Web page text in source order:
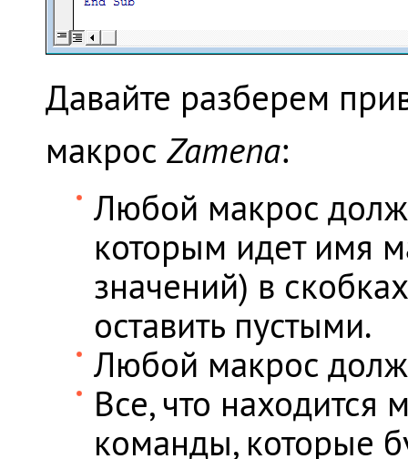
Давайте разберем
макрос Zamena:
Любой макрос
которым идет имя
значений) в
оставить пустыми.
Любой макрос
Все, что находится
команды, которые